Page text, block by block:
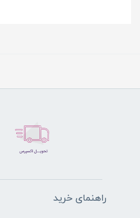
راهنمای خرید